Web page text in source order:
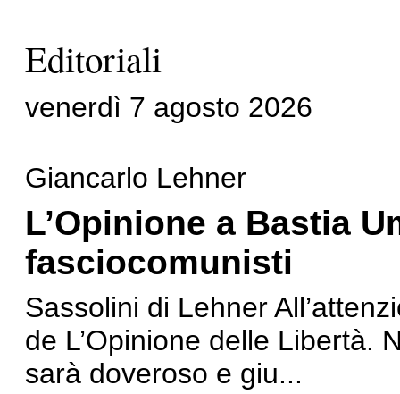
Editoriali
venerdì 7 agosto 2026
Giancarlo Lehner
L’Opinione a Bastia
fasciocomunisti
Sassolini di Lehner
de L’Opinione delle Libertà.
sarà doveroso e giu...